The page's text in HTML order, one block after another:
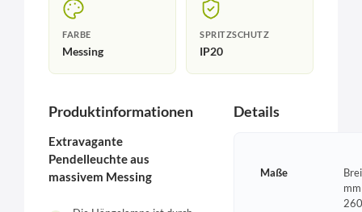
FARBE
Messing
SPRITZSCHUTZ
IP20
Produktinformationen
Extravagante
Pendelleuchte aus
massivem Messing
Details
Maße